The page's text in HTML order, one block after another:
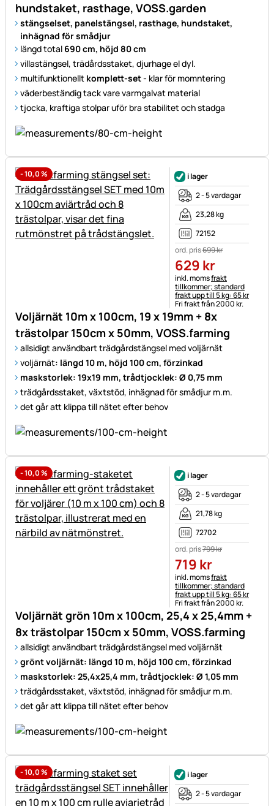
hundstaket, rasthage, VOSS.garden
stängselset, panelstängsel, rasthage, hundstaket,
inhägnad för smådjur
längd total 690 cm, höjd 80 cm
villastängsel, trädårdsstaket, djurhage el dyl.
multifunktionellt komplett-set- klar för momntering
väderbeständig tack vare varmgalvat material
tjocka, kraftiga stolpar uför bra stabilitet och stadga
-10,0%
Voljärnät 10m x 100cm, 19 x 19mm + 8x
trästolpar 150cm x 50mm, VOSS.farming
allsidigt användbart trädgårdstängsel med voljärnät
voljärnät: längd 10 m, höjd 100 cm, förzinkad
maskstorlek: 19x19 mm, trådtjocklek: Ø 0,75 mm
trädgårdsstaket, växtstöd, inhägnad för smådjur m.m.
det går att klippa till nätet efter behov
i lager
2 - 5 vardagar
23,28 kg
72152
ord. pris699kr
629 kr
Skatteinformation:
inkl. momsfrakt
tillkommer; standard
frakt upp till 5 kg: 65 kr
Fri frakt från 2000 kr.
-10,0%
Voljärnät grön 10m x 100cm, 25,4 x 25,4mm +
8x trästolpar 150cm x 50mm, VOSS.farming
allsidigt användbart trädgårdstängsel med voljärnät
grönt voljärnät: längd 10 m, höjd 100 cm, förzinkad
maskstorlek: 25,4x25,4 mm, trådtjocklek: Ø 1,05 mm
trädgårdsstaket, växtstöd, inhägnad för smådjur m.m.
det går att klippa till nätet efter behov
i lager
2 - 5 vardagar
21,78 kg
72702
ord. pris799kr
719 kr
Skatteinformation:
inkl. momsfrakt
tillkommer; standard
frakt upp till 5 kg: 65 kr
Fri frakt från 2000 kr.
-10,0%
i lager
2 - 5 vardagar